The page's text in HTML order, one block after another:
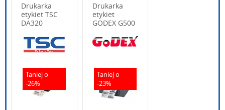
Prędkość druku:
Szerokość głowicy
4 cale
Wymiary:
Wpisz poniżej swoje pytanie
Drukarka
etykiet TSC
DA320
Taniej o
-26%
Drukarka
etykiet
GODEX G500
Taniej o
-23%